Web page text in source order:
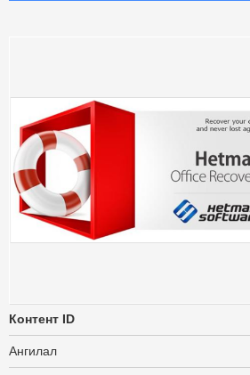
Контент ID
Ангилал